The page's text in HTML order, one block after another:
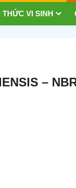
THỨC VI SINH
–